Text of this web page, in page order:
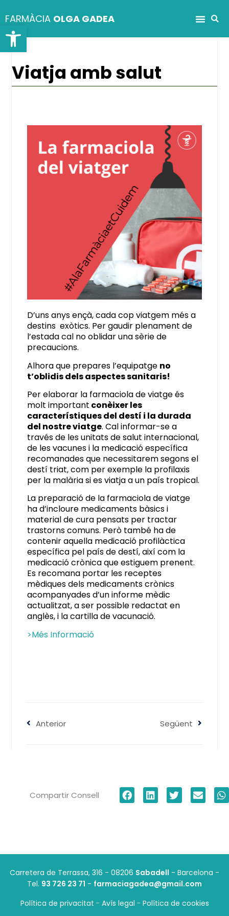
Obre la barra d'eines
FARMÀCIA OLGA GADEA
Viatja amb salut
D’uns anys ençà, cada cop viatgem més a
destins exòtics. Per gaudir plenament de
l’estada cal no oblidar una sèrie de
precaucions.
Alhora que prepares l’equipatge no
t’oblidis dels aspectes sanitaris!
Per elaborar la farmaciola de viatge és
molt important conèixer les
característiques del destí i la durada
del nostre viatge. Cal informar-se a
través de les unitats de salut internacional,
de les vacunes i la medicació específica
recomanades que necessitarem segons el
destí triat, com per exemple la profilaxis
per la malària si es viatja a un país tropical.
La preparació de la farmaciola de viatge
ha d’incloure medicaments bàsics i
material de cura pensats per tractar
trastorns comuns. Però també ha de
contenir aquella medicació profilàctica
específica pel país de destí, així com la
medicació crònica que estiguem prenent.
Es recomana portar les receptes
mèdiques dels medicaments crònics
acompanyades d’un informe mèdic
actualitzat, a ser possible redactat en
anglès, i la cartilla de vacunació.
>Més Informació
Anterior Següent
Compartir Consell
Carretera de Terrassa, 316 - 08206 Sabadell - Barcelona -
Tel. 93 726 23 71 - farmaciagadea@gmail.com
Política de privacitat - Avís legal - Política de cookies